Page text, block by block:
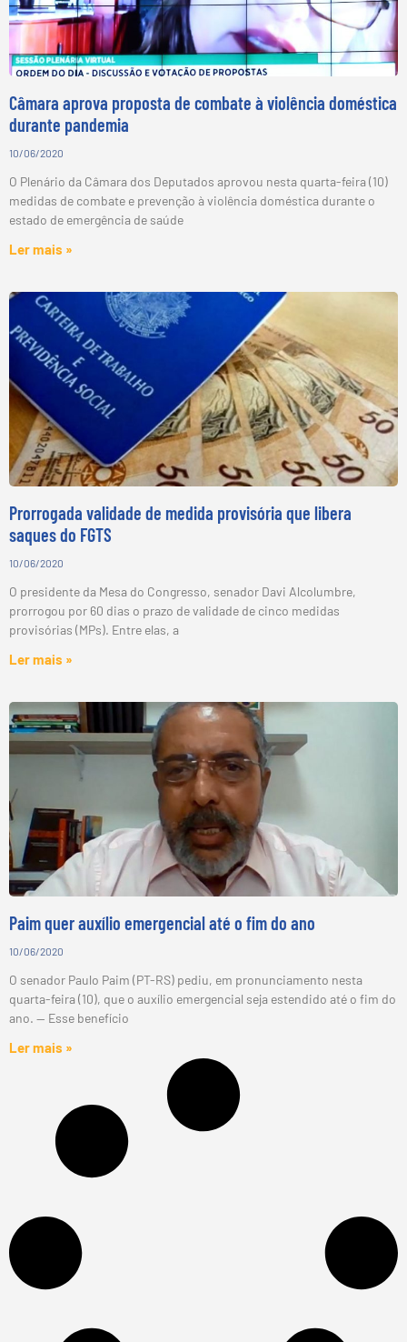
Câmara aprova proposta de combate à violência doméstica
durante pandemia
10/06/2020
O Plenário da Câmara dos Deputados aprovou nesta quarta-feira (10)
medidas de combate e prevenção à violência doméstica durante o
estado de emergência de saúde
Ler mais »
Prorrogada validade de medida provisória que libera
saques do FGTS
10/06/2020
O presidente da Mesa do Congresso, senador Davi Alcolumbre,
prorrogou por 60 dias o prazo de validade de cinco medidas
provisórias (MPs). Entre elas, a
Ler mais »
Paim quer auxílio emergencial até o fim do ano
10/06/2020
O senador Paulo Paim (PT-RS) pediu, em pronunciamento nesta
quarta-feira (10), que o auxílio emergencial seja estendido até o fim do
ano. — Esse benefício
Ler mais »